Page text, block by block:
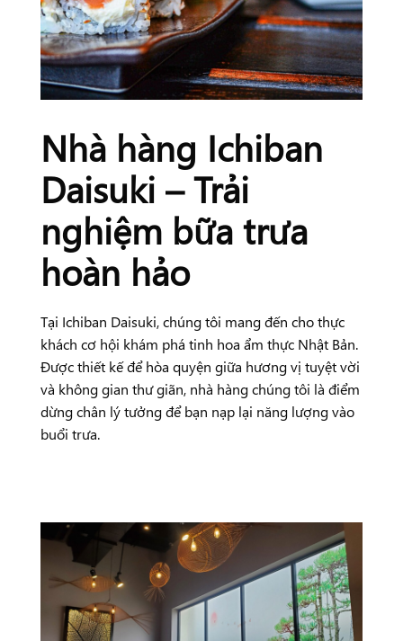
Nhà hàng Ichiban
Daisuki – Trải
nghiệm bữa trưa
hoàn hảo
Tại Ichiban Daisuki, chúng tôi mang đến cho thực
khách cơ hội khám phá tinh hoa ẩm thực Nhật Bản.
Được thiết kế để hòa quyện giữa hương vị tuyệt vời
và không gian thư giãn, nhà hàng chúng tôi là điểm
dừng chân lý tưởng để bạn nạp lại năng lượng vào
buổi trưa.